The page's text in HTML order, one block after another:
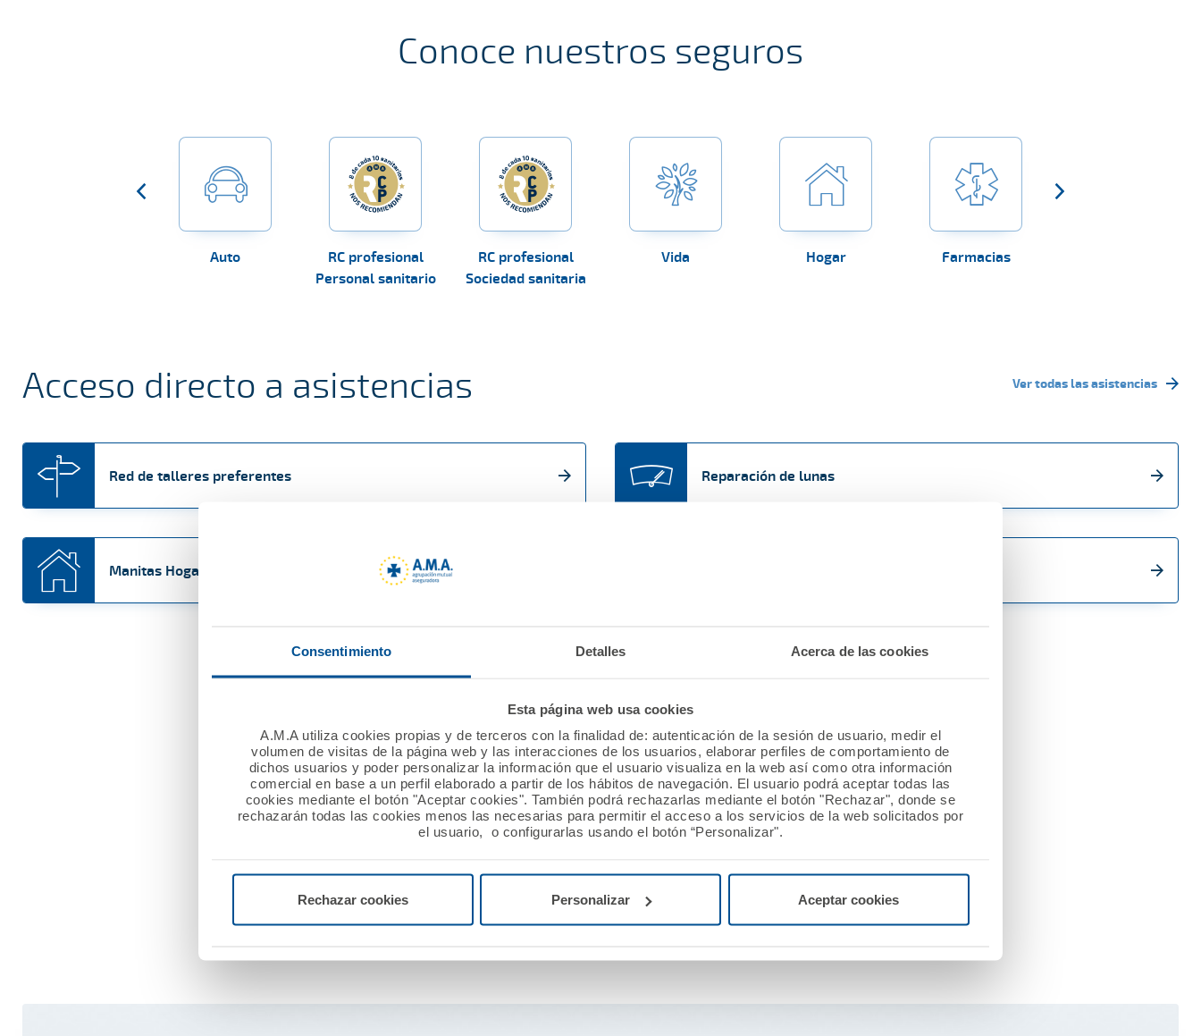
Consentimiento Detalles Acerca de las cookies
Esta página web usa cookies
A.M.A utiliza cookies propias y de terceros con la finalidad de: autenticación de la sesión de usuario, medir el
volumen de visitas de la página web y las interacciones de los usuarios, elaborar perfiles de comportamiento de
dichos usuarios y poder personalizar la información que el usuario visualiza en la web así como otra información
comercial en base a un perfil elaborado a partir de los hábitos de navegación. El usuario podrá aceptar todas las
cookies mediante el botón "Aceptar cookies". También podrá rechazarlas mediante el botón "Rechazar", donde se
rechazarán todas las cookies menos las necesarias para permitir el acceso a los servicios de la web solicitados por
el usuario, o configurarlas usando el botón “Personalizar".
Rechazar cookies Personalizar Aceptar cookies
Conoce nuestros seguros
Auto
RC profesional
Personal sanitario
RC profesional
Sociedad sanitaria
Vida Hogar Farmacias
Acceso directo a asistencias Ver todas las asistencias
Red de talleres preferentes Reparación de lunas
Manitas Hogar
Prueba nuestra nueva App